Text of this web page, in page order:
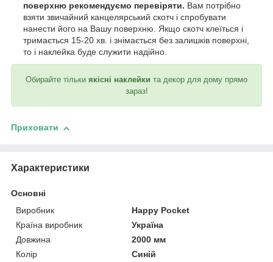
поверхню рекомендуємо перевіряти. Вам потрібно
взяти звичайний канцелярський скотч і спробувати
нанести його на Вашу поверхню. Якщо скотч клеїться і
тримається 15-20 хв. і знімається без залишків поверхні,
то і наклейка буде служити надійно.
Обирайте тільки якісні наклейки та декор для дому прямо
зараз!
Приховати
Характеристики
Основні
Виробник
Happy Pocket
Країна виробник
Україна
Довжина
2000 мм
Колір
Синій